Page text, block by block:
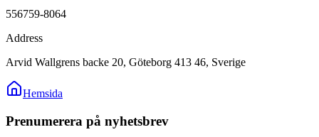
556759-8064
Address
Arvid Wallgrens backe 20, Göteborg 413 46, Sverige
Hemsida
Prenumerera på nyhetsbrev